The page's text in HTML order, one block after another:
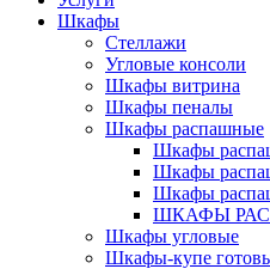
Шкафы
Стеллажи
Угловые консоли
Шкафы витрина
Шкафы пеналы
Шкафы распашные
Шкафы
Шкафы
Шкафы
ШКАФЫ
Шкафы угловые
Шкафы-купе